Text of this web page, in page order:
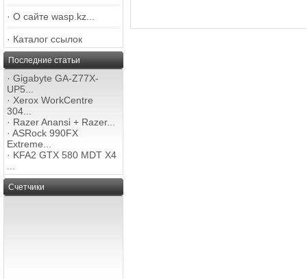
· О сайте wasp.kz...
· Каталог ссылок
Последние статьи
· Gigabyte GA-Z77X-
UP5...
· Xerox WorkCentre
304...
· Razer Anansi + Razer...
· ASRock 990FX
Extreme...
· KFA2 GTX 580 MDT X4
Счетчики